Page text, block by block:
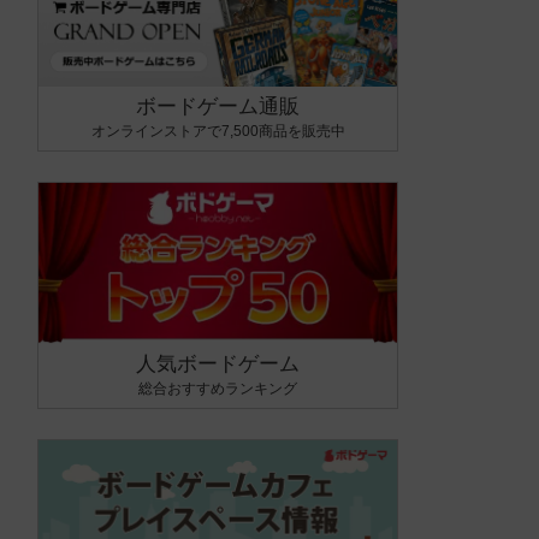
ボードゲーム通販
オンラインストアで7,500商品を販売中
人気ボードゲーム
総合おすすめランキング